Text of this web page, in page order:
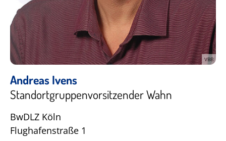
VBB
Andreas Ivens
Standortgruppenvorsitzender Wahn
BwDLZ Köln
Flughafenstraße 1